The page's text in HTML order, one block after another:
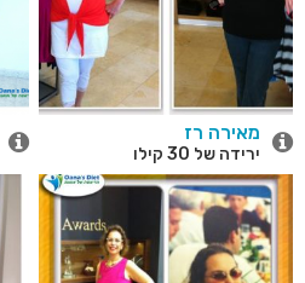
מאירה רז
ירידה של 30 קילו